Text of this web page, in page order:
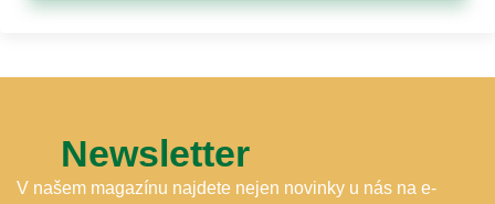
Newsletter
V našem magazínu najdete nejen novinky u nás na e-